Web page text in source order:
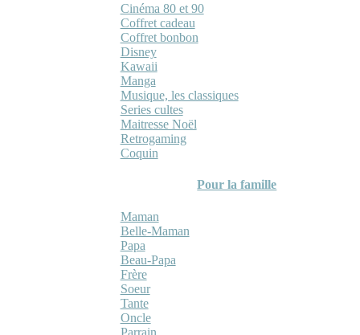
Cinéma 80 et 90
Coffret cadeau
Coffret bonbon
Disney
Kawaii
Manga
Musique, les classiques
Series cultes
Maitresse Noël
Retrogaming
Coquin
Pour la famille
Maman
Belle-Maman
Papa
Beau-Papa
Frère
Soeur
Tante
Oncle
Parrain